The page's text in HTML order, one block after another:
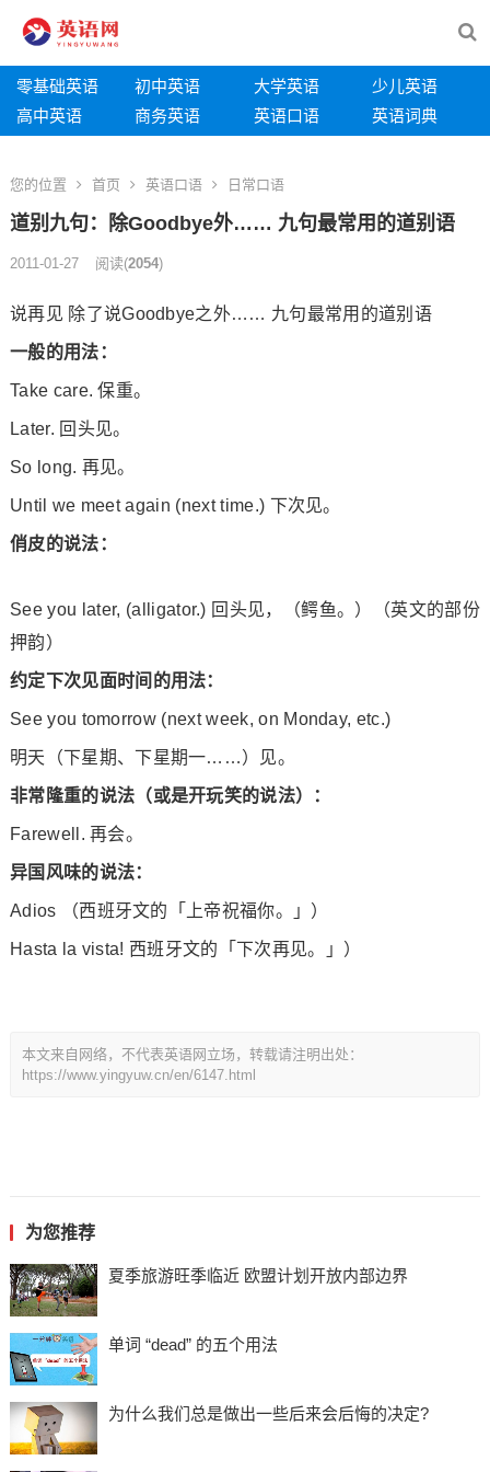
零基础英语 初中英语 大学英语
少儿英语
高中英语
商务英语 英语口语 英语词典
您的位置 首页 英语口语 日常口语
道别九句：除Goodbye外…… 九句最常用的道别语
2011-01-27 阅读(2054)
说再见 除了说Goodbye之外…… 九句最常用的道别语
一般的用法：
Take care. 保重。
Later. 回头见。
So long. 再见。
Until we meet again (next time.) 下次见。
俏皮的说法：
See you later, (alligator.) 回头见，（鳄鱼。）（英文的部份
押韵）
约定下次见面时间的用法：
See you tomorrow (next week, on Monday, etc.)
明天（下星期、下星期一……）见。
非常隆重的说法（或是开玩笑的说法）：
Farewell. 再会。
异国风味的说法：
Adios （西班牙文的「上帝祝福你。」）
Hasta la vista! 西班牙文的「下次再见。」）
本文来自网络，不代表英语网立场，转载请注明出处：
https://www.yingyuw.cn/en/6147.html
为您推荐
夏季旅游旺季临近 欧盟计划开放内部边界
单词 “dead” 的五个用法
为什么我们总是做出一些后来会后悔的决定?